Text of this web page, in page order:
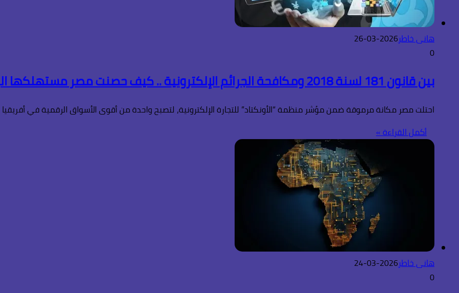
هانى خاطر2026-03-26
0
بين قانون 181 لسنة 2018 ومكافحة الجرائم الإلكترونية .. كيف حصنت مصر مستهلكها الرقمي؟
احتلت مصر مكانة مرموقة ضمن مؤشر منظمة “الأونكتاد” للتجارة الإلكترونية، لتصبح واحدة من أقوى الأسواق الرقمية في
أكمل القراءة »
هانى خاطر2026-03-24
0